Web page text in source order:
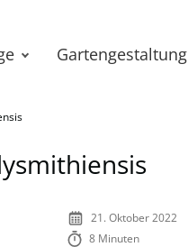
Gartengestaltung
21. Oktober 2022
8 Minuten